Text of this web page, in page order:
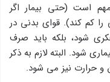
است (حتی بیمار اگر
را کم کند). قوای بدنی در
شود، بلکه باید صرف
شود. البته لازم به ذکر
حرارت نیز می شود.